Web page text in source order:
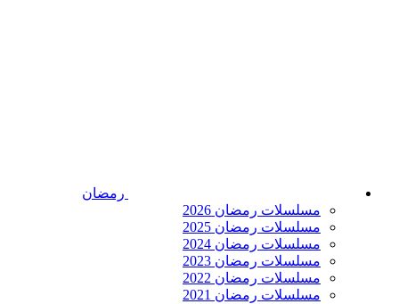
رمضان
مسلسلات رمضان 2026
مسلسلات رمضان 2025
مسلسلات رمضان 2024
مسلسلات رمضان 2023
مسلسلات رمضان 2022
مسلسلات رمضان 2021